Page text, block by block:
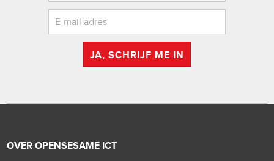
JA, SCHRIJF ME IN
OVER OPENSESAME ICT